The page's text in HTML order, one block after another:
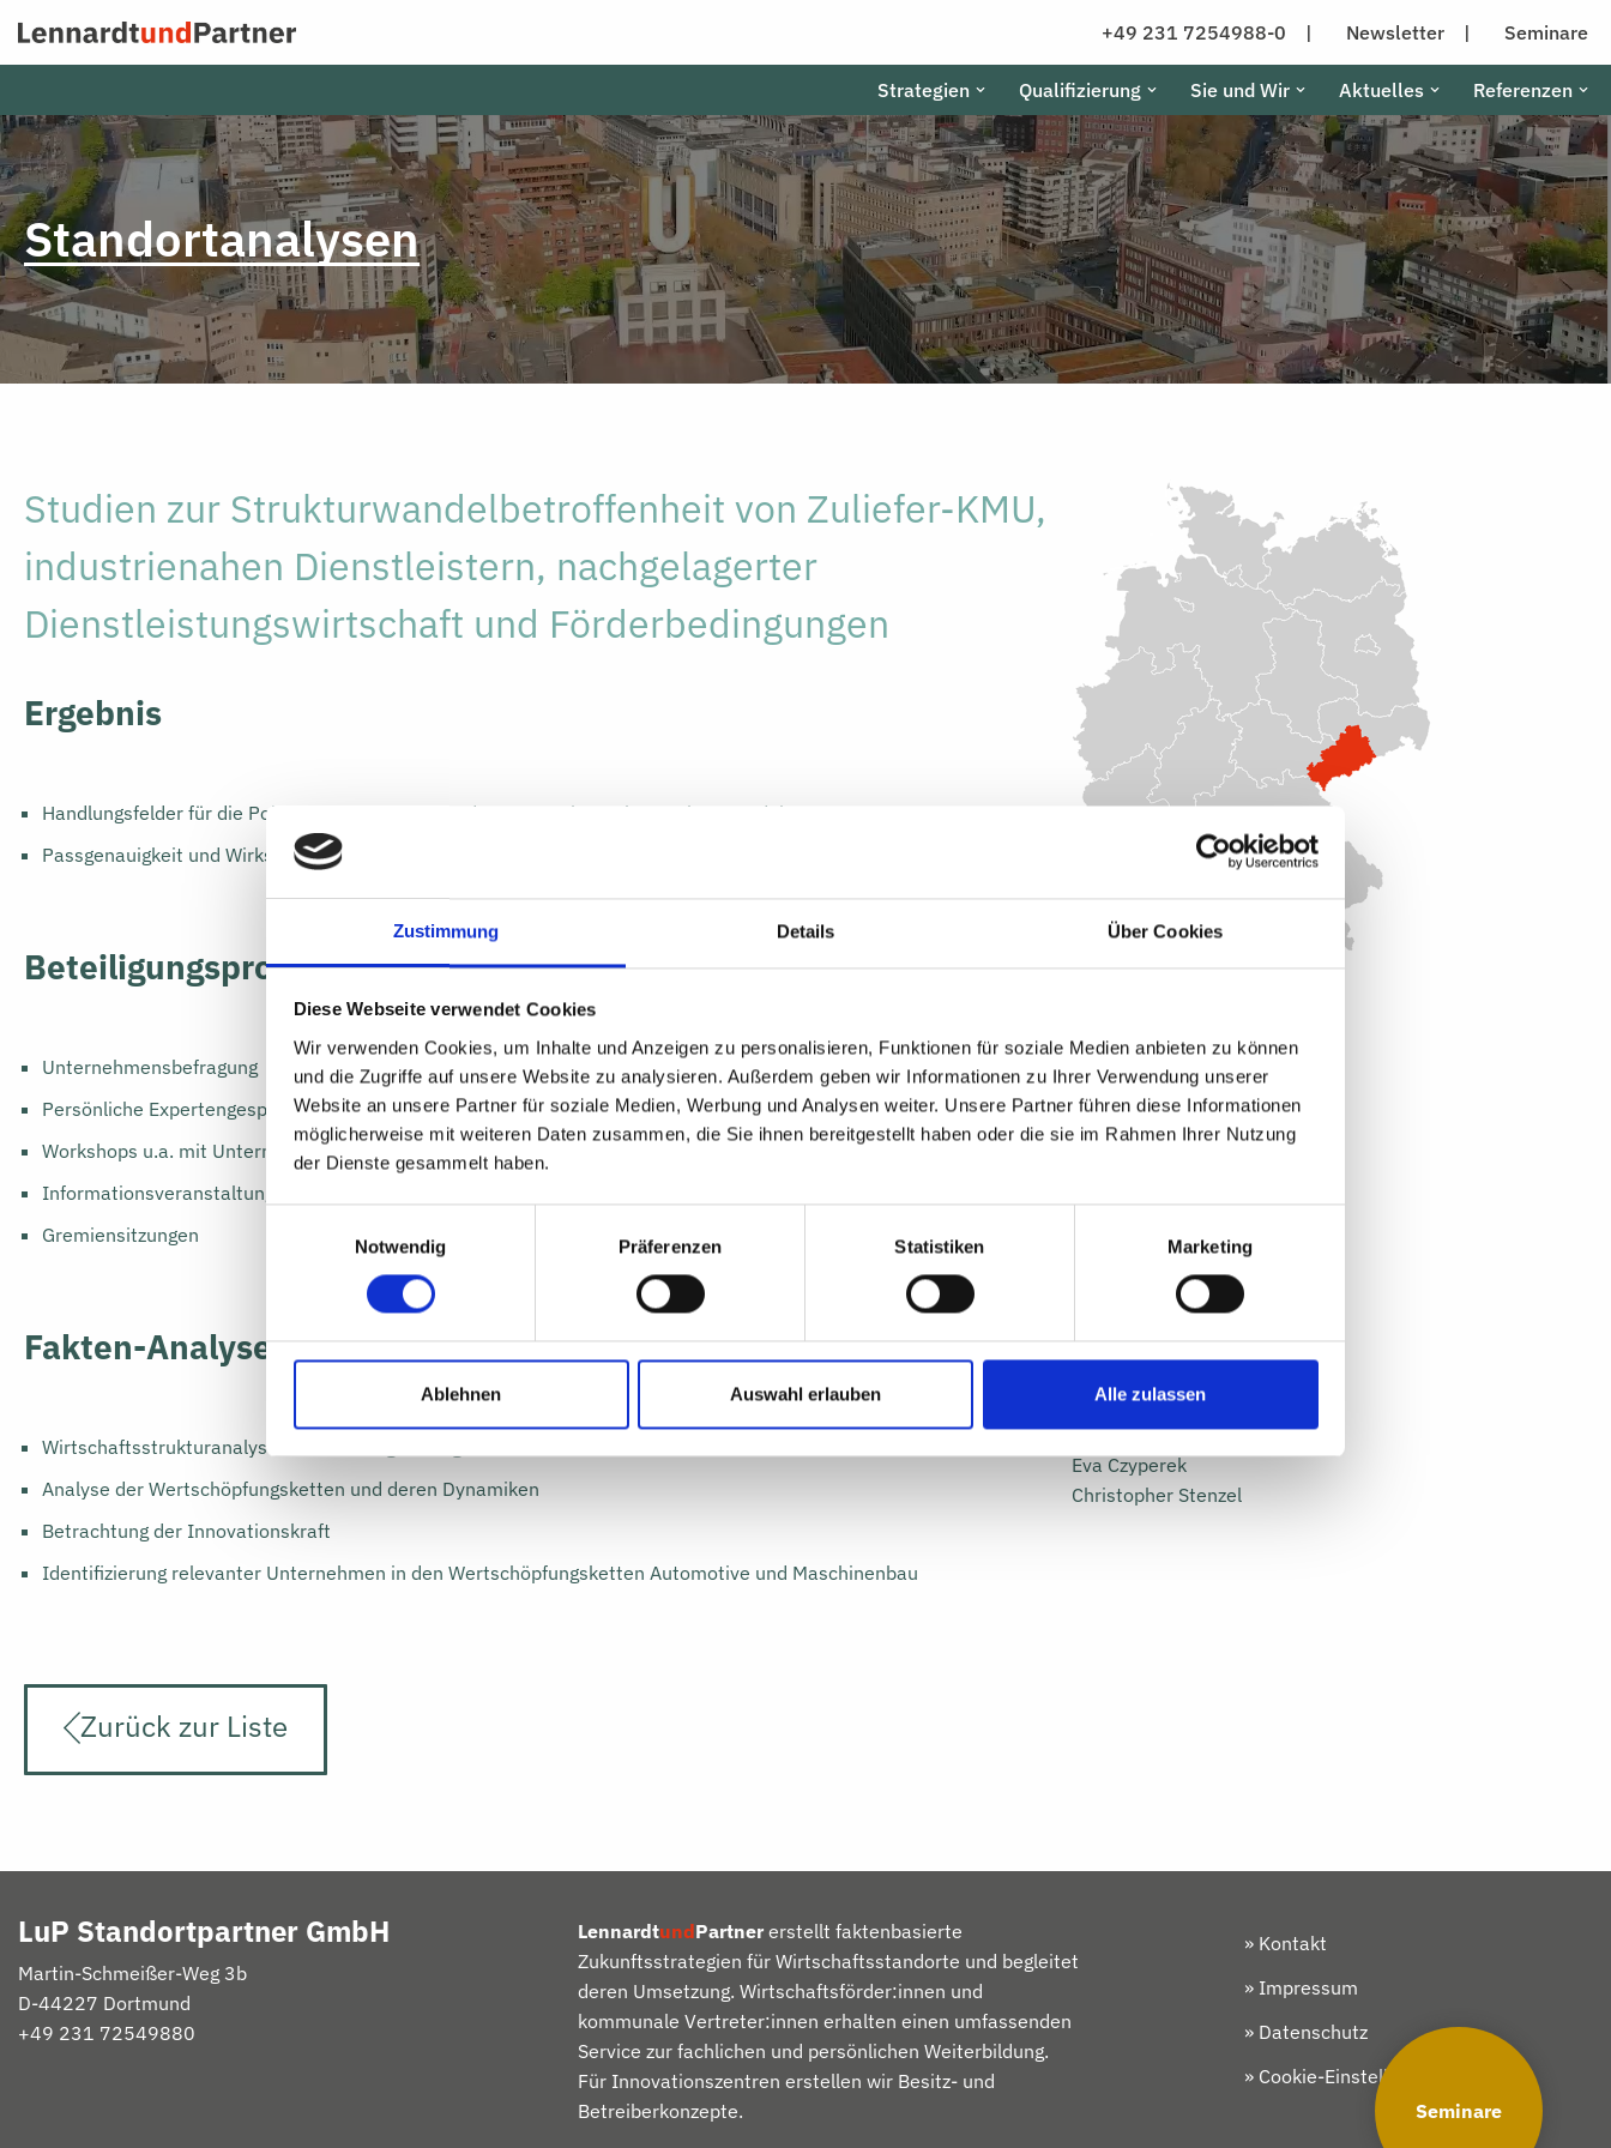
Zustimmung Details Über Cookies
Diese Webseite verwendet Cookies
Wir verwenden Cookies, um Inhalte und Anzeigen zu personalisieren, Funktionen für soziale Medien anbieten zu können
und die Zugriffe auf unsere Website zu analysieren. Außerdem geben wir Informationen zu Ihrer Verwendung unserer
Website an unsere Partner für soziale Medien, Werbung und Analysen weiter. Unsere Partner führen diese Informationen
möglicherweise mit weiteren Daten zusammen, die Sie ihnen bereitgestellt haben oder die sie im Rahmen Ihrer Nutzung
der Dienste gesammelt haben.
Notwendig
Präferenzen Statistiken Marketing
Ablehnen Auswahl erlauben Alle zulassen
Seminare
Zum
springen
+49 231 7254988-0 | Newsletter | Seminare
Strategien Qualifizierung Sie und Wir Aktuelles Referenzen
Standortanalysen
Studien zur Strukturwandelbetroffenheit von Zuliefer-KMU,
industrienahen Dienstleistern, nachgelagerter
Dienstleistungswirtschaft und Förderbedingungen
Ergebnis
Handlungsfelder für die Politik zur Unterstützung der Unternehmen im Strukturwandel
Passgenauigkeit und Wirksamkeit der KMU-Förderkulisse
Beteiligungsprozess
Unternehmensbefragung
Persönliche Expertengespräche
Workshops u.a. mit Unternehmen und regionalen Akteuren
Informationsveranstaltung für Unternehmen
Gremiensitzungen
Fakten-Analyse
Wirtschaftsstrukturanalyse der ITAS-Region insgesamt und der einzelnen Landkreise sowie der Stadt Chemnitz
Analyse der Wertschöpfungsketten und deren Dynamiken
Betrachtung der Innovationskraft
Identifizierung relevanter Unternehmen in den Wertschöpfungsketten Automotive und Maschinenbau
Patrick Korn
Straße der Nationen 25
09111 Chemnitz
Projektverantwortliche
Dr. Thomas Birner
Projektmitarbeiter:innen
Eva Czyperek
Christopher Stenzel
Zurück zur Liste
LuP Standortpartner GmbH
Martin-Schmeißer-Weg 3b
D-44227 Dortmund
+49 231 72549880
LennardtundPartner erstellt faktenbasierte
Zukunftsstrategien für Wirtschaftsstandorte und begleitet
deren Umsetzung. Wirtschaftsförder:innen und
kommunale Vertreter:innen erhalten einen umfassenden
Service zur fachlichen und persönlichen Weiterbildung.
Für Innovationszentren erstellen wir Besitz- und
Betreiberkonzepte.
» Kontakt
» Impressum
» Datenschutz
» Cookie-Einstellungen